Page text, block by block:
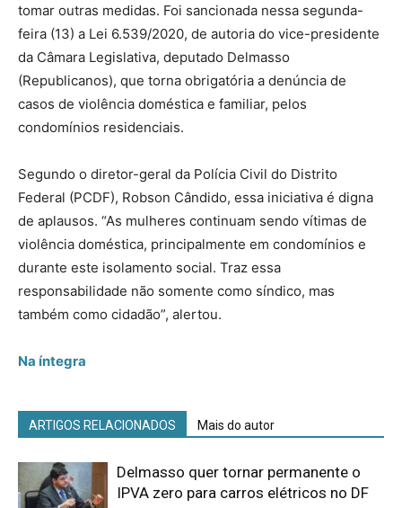
tomar outras medidas. Foi sancionada nessa segunda-
feira (13) a Lei 6.539/2020, de autoria do vice-presidente
da Câmara Legislativa, deputado Delmasso
(Republicanos), que torna obrigatória a denúncia de
casos de violência doméstica e familiar, pelos
condomínios residenciais.
Segundo o diretor-geral da Polícia Civil do Distrito
Federal (PCDF), Robson Cândido, essa iniciativa é digna
de aplausos. “As mulheres continuam sendo vítimas de
violência doméstica, principalmente em condomínios e
durante este isolamento social. Traz essa
responsabilidade não somente como síndico, mas
também como cidadão”, alertou.
Na íntegra
ARTIGOS RELACIONADOS Mais do autor
Delmasso quer tornar permanente o
IPVA zero para carros elétricos no DF